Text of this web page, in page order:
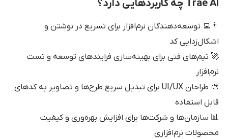
Trae AI چه کاربردهایی دارد؟
👨‍💻 توسعه‌دهندگان نرم‌افزار برای تسریع در نوشتن و
اشکال‌زدایی کد
🚀 تیم‌های فنی برای بهینه‌سازی فرایندهای توسعه و تست
نرم‌افزار
🎨 طراحان UI/UX برای تبدیل سریع طرح‌ها و تصاویر به کدهای
قابل استفاده
📊 سازمان‌ها و شرکت‌ها برای افزایش بهره‌وری و کیفیت
محصولات نرم‌افزاری